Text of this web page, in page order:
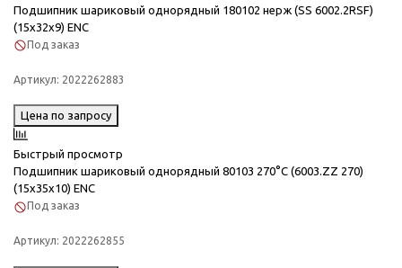
Подшипник шариковый однорядный 180102 нерж (SS 6002.2RSF)
(15x32x9) ENC
Под заказ
Артикул: 2022262883
Цена по запросу
Быстрый просмотр
Подшипник шариковый однорядный 80103 270°C (6003.ZZ 270)
(15x35x10) ENC
Под заказ
Артикул: 2022262855